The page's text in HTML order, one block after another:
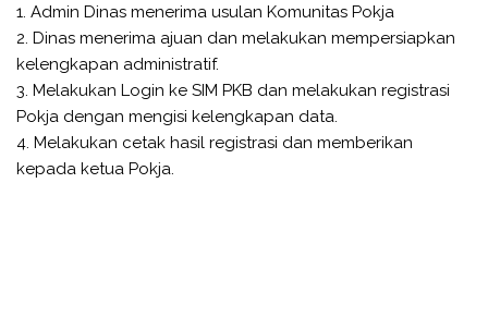
1. Admin Dinas menerima usulan Komunitas Pokja
2. Dinas menerima ajuan dan melakukan mempersiapkan
kelengkapan administratif.
3. Melakukan Login ke SIM PKB dan melakukan registrasi
Pokja dengan mengisi kelengkapan data.
4. Melakukan cetak hasil registrasi dan memberikan
kepada ketua Pokja.